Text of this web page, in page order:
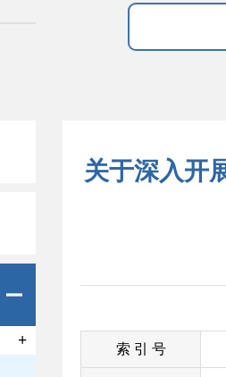
+
关于深入开
索 引 号